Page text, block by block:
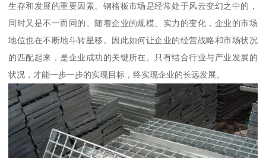
生存和发展的重要因素。钢格板市场是经常处于风云变幻之中的，
同时又是不一而同的。随着企业的规模、实力的变化，企业的市场
地位也在不断地斗转星移。因此如何让企业的经营战略和市场状况
的匹配起来，是企业成功的关键所在。只有结合行业与产业发展的
状况，才能一步一步的实现目标，终实现企业的长远发展。